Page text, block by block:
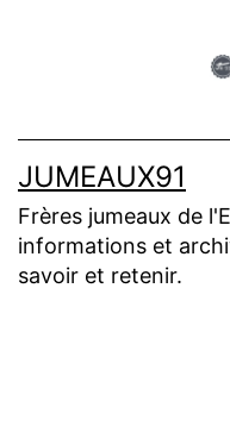
JUMEAUX91
Frères jumeaux de
informations et
savoir et retenir.